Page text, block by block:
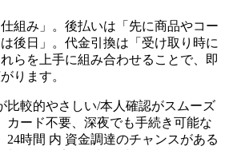
組み」。後払いは「先に商品やコー
後日」。代金引換は「受け取り時に
らを上手に組み合わせることで、即
ります。
比較的やさしい/本人確認がスムーズ
カード不要、深夜でも手続き可能な
24時間 内 資金調達のチャンスがある